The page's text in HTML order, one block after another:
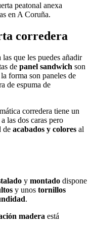
peatonal anexa
en A Coruña.
corredera
las que les puedes añadir
de panel sandwich son
forma son paneles de
de espuma de
corredera tiene un
las dos caras pero
de acabados y colores al
y montado dispone
y unos tornillos
.
madera está